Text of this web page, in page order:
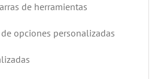
de herramientas
opciones personalizadas